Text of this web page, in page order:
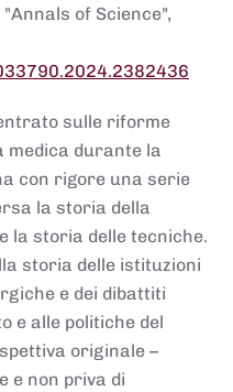
"Annals of Science",
sulle riforme
medica durante la
con rigore una serie
la storia della
la storia delle tecniche.
storia delle istituzioni
e dei dibattiti
e alle politiche del
originale –
e non priva di